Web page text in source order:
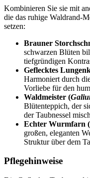
Kombinieren Sie sie mit
die das ruhige Waldrand-
setzen:
Brauner
schwarzen Blüten
tiefgründigen
Geflecktes
Harmoniert durch
Vorliebe für den
Waldmeister (
Blütenteppich, der
der Taubnessel
Echter Wurmfarn (
großen, eleganten
Struktur über dem
Pflegehinweise